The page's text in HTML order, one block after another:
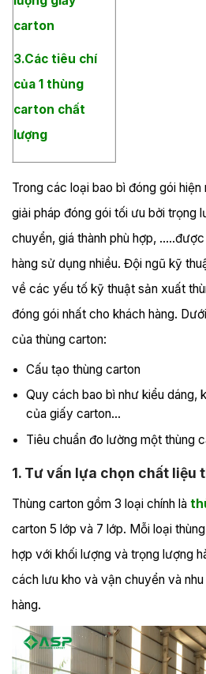
carton
3.Các tiêu chí
của 1 thùng
carton chất
lượng
Trong các loại bao bì đóng gói hiện
giải pháp đóng gói tối ưu bởi trọng
chuyển, giá thành phù hợp,
hàng sử dụng nhiều. Đội ngũ kỹ
về các yếu tố kỹ thuật sản xuất
đóng gói nhất cho khách hàng.
của thùng carton:
Cấu tạo thùng carton
Quy cách bao bì như kiểu dáng,
của giấy carton…
Tiêu chuẩn đo lường một thùng
1. Tư vấn lựa chọn chất liệu
Thùng carton gồm 3 loại chính là
carton 5 lớp và 7 lớp. Mỗi loại
hợp với khối lượng và trọng lượng
cách lưu kho và vận chuyển và
hàng.